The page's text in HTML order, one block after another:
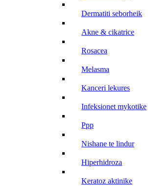
dermatiti seborheik
akne & cikatrice
rosacea
melasma
kanceri lekures
infeksionet mykotike
ppp
nishane te lindur
hiperhidroza
keratoz aktinike